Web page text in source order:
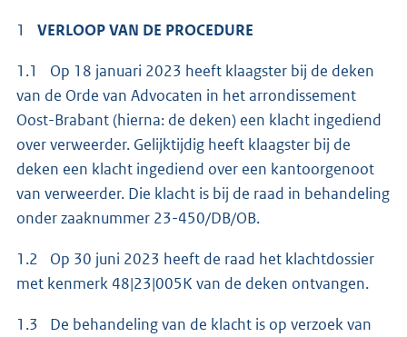
1 VERLOOP VAN DE PROCEDURE
1.1 Op 18 januari 2023 heeft klaagster bij de deken
van de Orde van Advocaten in het arrondissement
Oost-Brabant (hierna: de deken) een klacht ingediend
over verweerder. Gelijktijdig heeft klaagster bij de
deken een klacht ingediend over een kantoorgenoot
van verweerder. Die klacht is bij de raad in behandeling
onder zaaknummer 23-450/DB/OB.
1.2 Op 30 juni 2023 heeft de raad het klachtdossier
met kenmerk 48|23|005K van de deken ontvangen.
1.3 De behandeling van de klacht is op verzoek van